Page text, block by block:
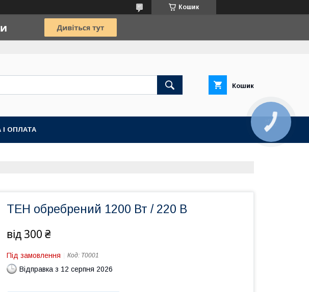
Кошик
Кошик
ОПЛАТА
ТЕН обребрений 1200 Вт / 220 В
від 300 ₴
Під замовлення Код: T0001
Відправка з 12 серпня 2026
КНОПКА
ЗВ'ЯЗКУ